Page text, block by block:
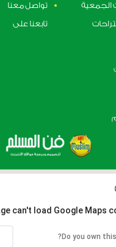
تواصل معنا
تابعنا على
can't load Google Maps
Do you own